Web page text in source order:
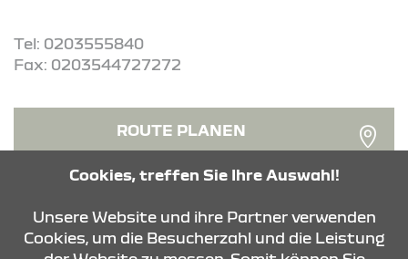
Tel: 0203555840
Fax: 0203544727272
ROUTE PLANEN
ANFRAGE SENDEN
Cookies, treffen Sie Ihre Auswahl!
Unsere Website und ihre Partner verwenden
Cookies, um die Besucherzahl und die Leistung